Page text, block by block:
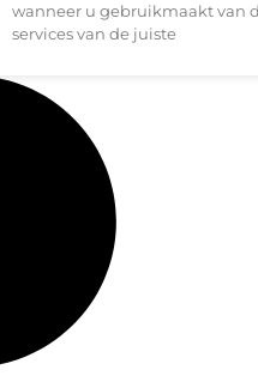
wanneer u gebruikmaakt van
services van de juiste